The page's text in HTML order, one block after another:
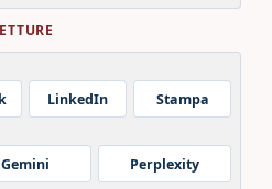
LinkedIn Stampa
Gemini Perplexity